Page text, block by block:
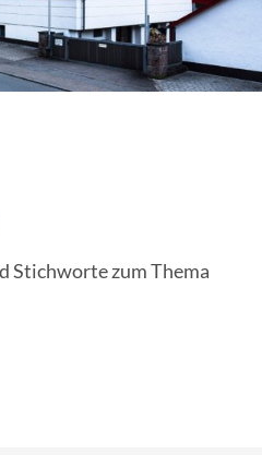
Stichworte zum Thema